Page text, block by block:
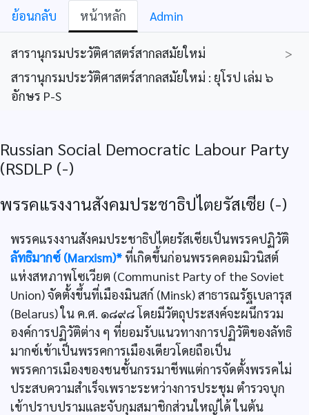
ย้อนกลับ หน้าหลัก Admin
สารานุกรมประวัติศาสตร์สากลสมัยใหม่
>
สารานุกรมประวัติศาสตร์สากลสมัยใหม่ : ยุโรป เล่ม ๖
อักษร P-S
Russian Social Democratic Labour Party
(RSDLP (-)
พรรคแรงงานสังคมประชาธิปไตยรัสเซีย (-)
พรรคแรงงานสังคมประชาธิปไตยรัสเซียเป็นพรรคปฏิวัติ
ลัทธิมากซ์ (Marxism)* ที่เกิดขึ้นก่อนพรรคคอมมิวนิสต์
แห่งสหภาพโซเวียต (Communist Party of the Soviet
Union) จัดตั้งขึ้นที่เมืองมินสก์ (Minsk) สาธารณรัฐเบลารุส
(Belarus) ใน ค.ศ. ๑๘๙๘ โดยมีวัตถุประสงค์จะผนึกรวม
องค์การปฏิวัติต่าง ๆ ที่ยอมรับแนวทางการปฏิวัติของลัทธิ
มากซ์เข้าเป็นพรรคการเมืองเดียวโดยถือเป็น
พรรคการเมืองของชนชั้นกรรมาชีพแต่การจัดตั้งพรรคไม่
ประสบความสำเร็จเพราะระหว่างการประชุม ตำรวจบุก
เข้าปราบปรามและจับกุมสมาชิกส่วนใหญ่ได้ ในต้น